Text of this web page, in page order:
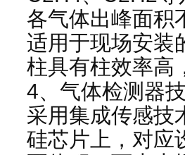
各气体出峰面积
适用于现场安装
柱具有柱效率高
4、气体检测器
采用集成传感技
硅芯片上，对应